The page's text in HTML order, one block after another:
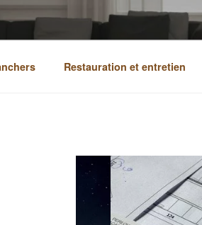
Restauration et entretien